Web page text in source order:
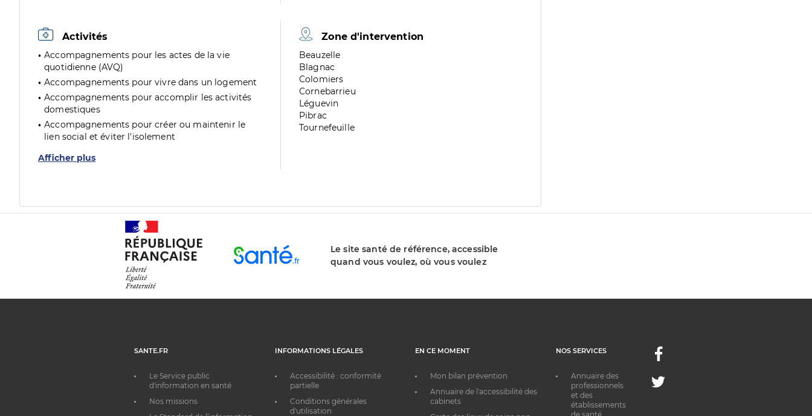
Activités
Accompagnements pour les actes de la vie
quotidienne (AVQ)
Accompagnements pour vivre dans un logement
Accompagnements pour accomplir les activités
domestiques
Accompagnements pour créer ou maintenir le
lien social et éviter l'isolement
Afficher plus
Zone d'intervention
Zone
de
division
Beauzelle
Zone
de
division
Blagnac
Zone
de
division
Colomiers
Zone
de
division
Cornebarrieu
Zone
de
division
Léguevin
Zone
de
Pibrac
Zone
Tournefeuille
Le site santé de référence, accessible
quand vous voulez, où vous voulez
SANTE.FR
Le Service public
d'information en santé
Nos missions
INFORMATIONS LÉGALES
Accessibilité : conformité
partielle
Conditions générales
d'utilisation
EN CE MOMENT
Mon bilan prévention
Annuaire de l'accessibilité des
cabinets
NOS SERVICES
Annuaire des
professionnels
et des
établissements
Facebook
Twitter